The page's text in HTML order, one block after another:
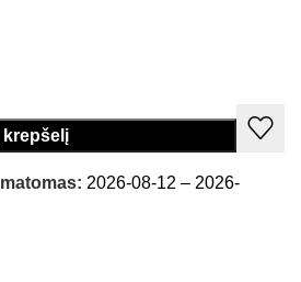
Į krepšelį
2026-08-12 – 2026-